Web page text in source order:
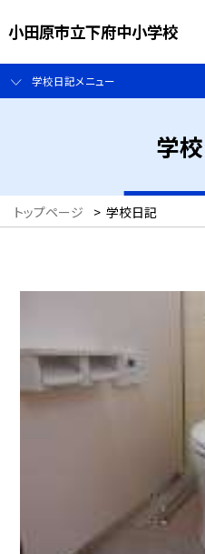
小田原市立下府中小学校
学校日記メニュー
学
トップページ > 学校日記